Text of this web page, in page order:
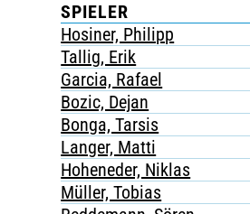
SPIELER
Hosiner, Philipp
Tallig, Erik
Garcia, Rafael
Bozic, Dejan
Bonga, Tarsis
Langer, Matti
Hoheneder, Niklas
Müller, Tobias